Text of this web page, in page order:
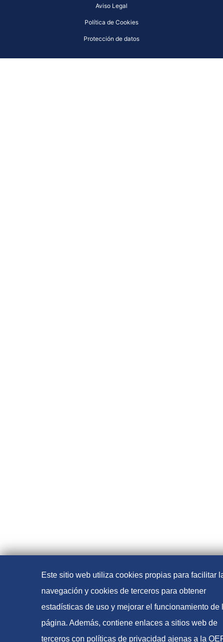
Aviso Legal
Política de Cookies
Protección de datos
Este sitio web utiliza cookies propias para facilitar
navegación y cookies de terceros para obtener
estadísticas de uso y mejorar el funcionamiento de
página. Además, contiene enlaces a sitios web de
terceros con políticas de privacidad ajenas a la